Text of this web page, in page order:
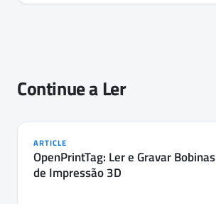
Continue a Ler
ARTICLE
OpenPrintTag: Ler e Gravar
de Impressão 3D